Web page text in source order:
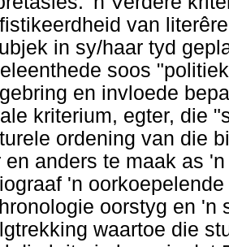
van
in sy/haar tyd
soos
en invloede
kriterium, egter, die
ordening van die
en anders te maak as
'n
oorstyg en 'n
waartoe die